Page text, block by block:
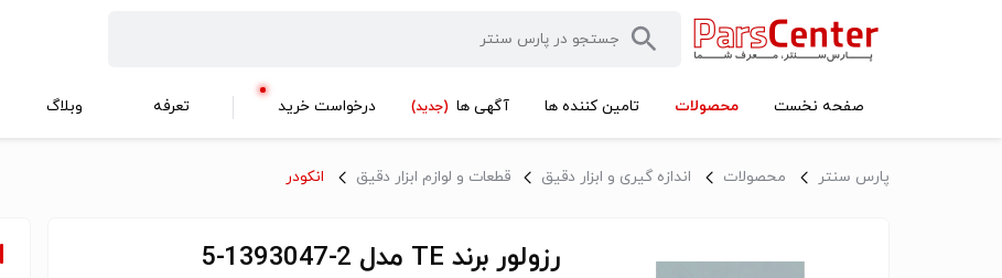
صفحه نخست محصولات تامین کننده ها آگهی ها (جدید) درخواست خرید تعرفه وبلاگ
پارس سنتر محصولات اندازه گیری و ابزار دقیق قطعات و لوازم ابزار دقیق انکودر
رزولور برند TE مدل 2-1393047-5